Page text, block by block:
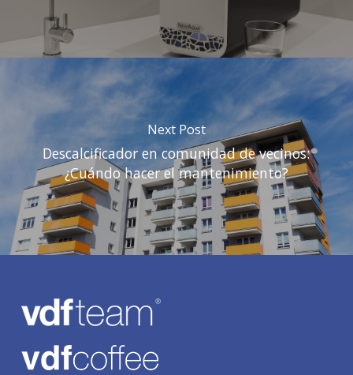
Next Post
Descalcificador en comunidad de vecinos:
¿Cuándo hacer el mantenimiento?